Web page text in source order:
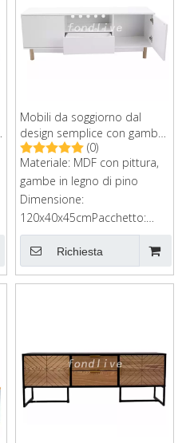
Mobili da soggiorno dal
design semplice con gambe
in legno di pino Armadio
porta TV moderno in legno
bianco
(0)
Materiale: MDF con pittura,
gambe in legno di pino
Dimensione:
120x40x45cmPacchetto:
pacchetto ordini
postaleDimensione del
cartone: 147*46*13 cm
Richiesta